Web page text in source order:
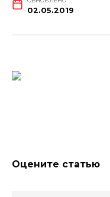
02.05.2019
Оцените статью